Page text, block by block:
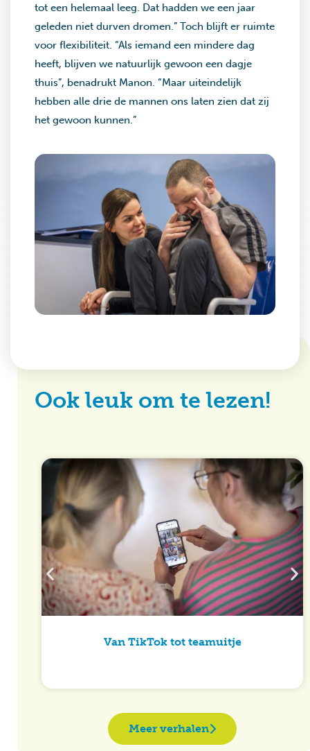
tot een helemaal leeg. Dat hadden we een jaar
geleden niet durven dromen.” Toch blijft er ruimte
voor flexibiliteit. “Als iemand een mindere dag
heeft, blijven we natuurlijk gewoon een dagje
thuis”, benadrukt Manon. “Maar uiteindelijk
hebben alle drie de mannen ons laten zien dat zij
het gewoon kunnen.”
Ook leuk om te lezen!
Van TikTok tot teamuitje
Meer verhalen